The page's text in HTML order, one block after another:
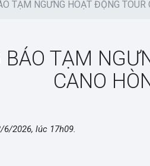
TẠM NGƯNG HOẠT ĐỘNG TOUR
BÁO TẠM
CANO
6/2026, lúc 17h09.